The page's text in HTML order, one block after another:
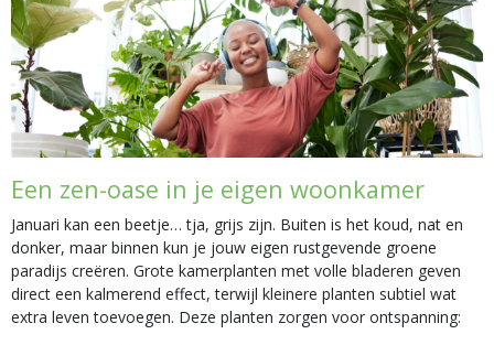
Een zen-oase in je eigen woonkamer
Januari kan een beetje… tja, grijs zijn. Buiten is het koud, nat en
donker, maar binnen kun je jouw eigen rustgevende groene
paradijs creëren. Grote kamerplanten met volle bladeren geven
direct een kalmerend effect, terwijl kleinere planten subtiel wat
extra leven toevoegen. Deze planten zorgen voor ontspanning: